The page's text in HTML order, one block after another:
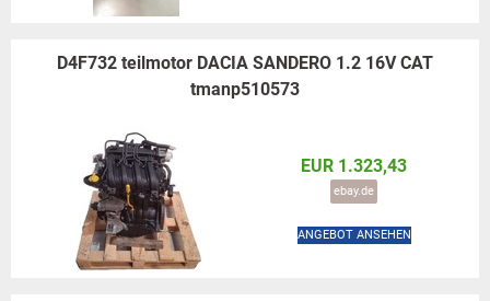
D4F732 teilmotor DACIA SANDERO 1.2 16V CAT
tmanp510573
EUR 1.323,43
ebay.de
ANGEBOT ANSEHEN